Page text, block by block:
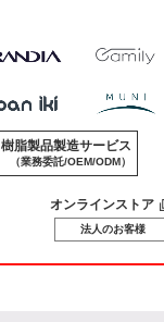
樹脂製品製造サービス
（業務委託/OEM/ODM）
オンラインストア
法人のお客様